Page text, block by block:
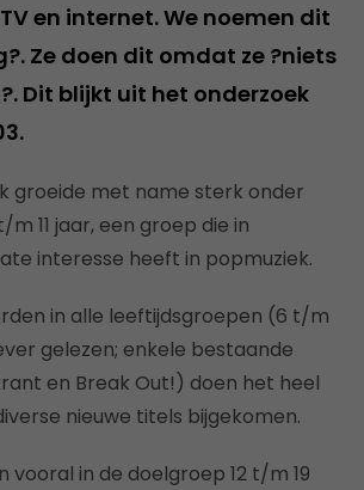
en internet. We noemen dit
Ze doen dit omdat ze ?niets
Dit blijkt uit het onderzoek
groeide met name sterk onder
11 jaar, een groep die in
interesse heeft in popmuziek.
in alle leeftijdsgroepen (6 t/m
gelezen; enkele bestaande
en Break Out!) doen het heel
nieuwe titels bijgekomen.
vooral in de doelgroep 12 t/m 19